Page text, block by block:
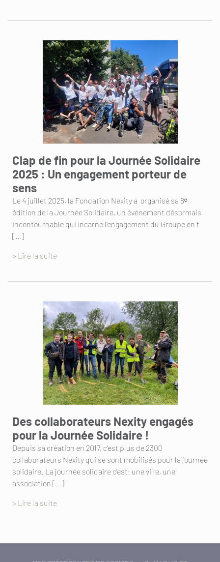
Clap de fin pour la Journée Solidaire
2025 : Un engagement porteur de
sens
Le 4 juillet 2025, la Fondation Nexity a organisé sa 8ᵉ
édition de la Journée Solidaire, un événement désormais
incontournable qui incarne l’engagement du Groupe en f
[…]
> Lire la suite
Des collaborateurs Nexity engagés
pour la Journée Solidaire !
Depuis sa création en 2017, c’est plus de 2300
collaborateurs Nexity qui se sont mobilisés pour la journée
solidaire. La journée solidaire c’est: une ville, une
association […]
> Lire la suite